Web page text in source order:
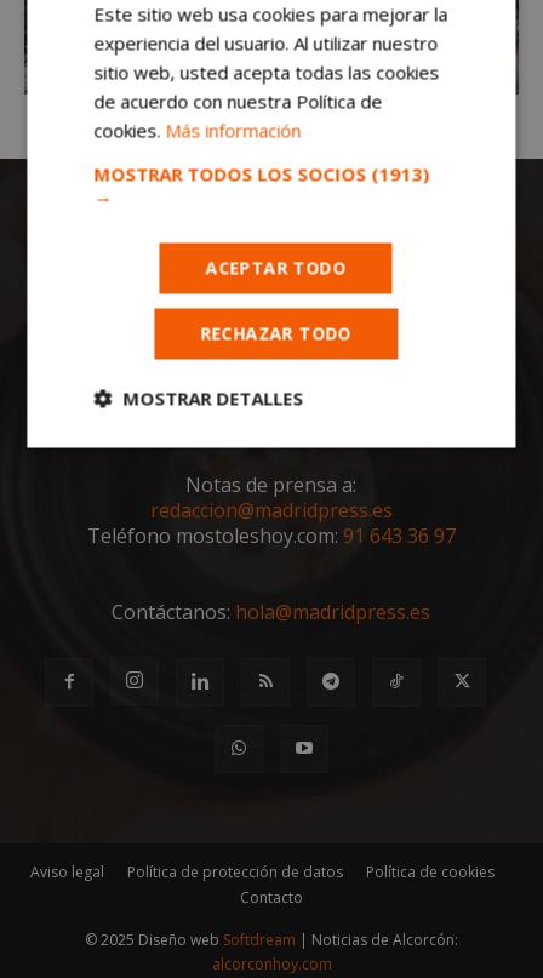
Todas las noticias de Móstoles en
mostoleshoy.com
toda la actualidad, noticias, eventos, ocio y
Notas de prensa a:
redaccion@madridpress.es
Teléfono mostoleshoy.com: 91 643 36 97
Contáctanos: hola@madridpress.es
Aviso legal Política de protección de datos
Política de cookies
Contacto
© 2025 Diseño web Softdream | Noticias de Alcorcón:
alcorconhoy.com
Este sitio web usa cookies para mejorar la
experiencia del usuario. Al utilizar nuestro
sitio web, usted acepta todas las cookies
de acuerdo con nuestra Política de
cookies. Más información
MOSTRAR TODOS LOS SOCIOS (1913)
→
ACEPTAR TODO
RECHAZAR TODO
MOSTRAR DETALLES
Cookies
necesarias
Cookies de
preferencias
funcionalidad
Cookies estrictamente necesarias
Cookies de rendimiento
Cookies de preferencias
Cookies de funcionalidad